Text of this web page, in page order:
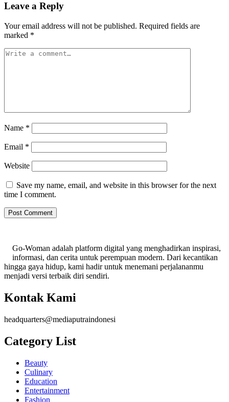
Leave a Reply
Your email address will not be published. Required fields are
marked *
Name *
Email *
Website
Save my name, email, and website in this browser for the next
time I comment.
Go-Woman adalah platform digital yang menghadirkan inspirasi,
informasi, dan cerita untuk perempuan modern. Dari kecantikan
hingga gaya hidup, kami hadir untuk menemani perjalananmu
menjadi versi terbaik diri sendiri.
Kontak Kami
headquarters@mediaputraindonesi
Category List
Beauty
Culinary
Education
Entertainment
Fashion